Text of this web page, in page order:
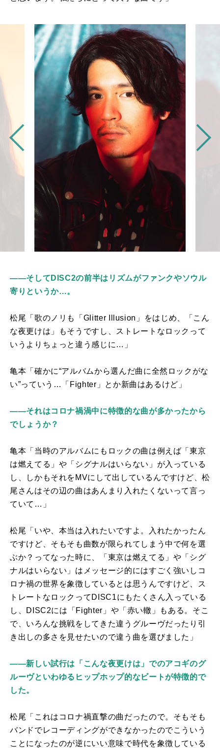
――そしてDISC2の前半はリズムがファンクやソウル
寄りというか…。
松尾「歌のノリも「 Glitter Illusion 」をはじめ、「こん
な夜更けは」もそうですし、ストレートなロックって
いうよりちょっと違う感じに…」
亀本「確かに“アルバムから選んだ曲に全然ロックがな
い”っていう…「 Fighter 」とか新曲はあるけど」
――それはコロナ禍渦中に特徴的な曲が多かったから
でしょうか？
亀本「当時のアルバムにもロックの曲は例えば「東京
は燃えてる」や「シグナルはいらない」が入っている
し、しかもそれを MVにして出しているんですけど、松
尾さんはその辺の曲はあんまり入れたくないって言っ
ていて…」
松尾「いや、本当は入れたいですよ。入れたかったん
ですけど、そもそも曲数が限られてしまう中で何を選
ぶか？ってなった時に、「東京は燃えてる」や「シグ
ナルはいらない」はメッセージ的にはすごく強いしコ
ロナ禍の世界を象徴しているとは思うんですけど、ス
トレートなロックって DISC1にもたくさん入っている
し、
DISC2には「 Fighter 」や「赤い轍」もある。そこ
で、いろんな挑戦をしてきた違うグルーヴだったり引
き出しの多さを見せたいので違う曲を選びました」
――新しい試行は「こんな夜更けは」でのアコギのグ
ルーヴといわゆるヒップホップ的なビートが特徴的で
した。
松尾「これはコロナ禍直撃の曲だったので。そもそも
バンドでレコーディングができなかったのでこういう
ことになったのが逆にいい意味で時代を象徴している